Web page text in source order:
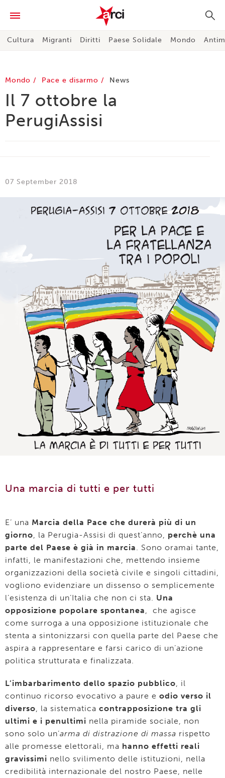
Cultura Migranti Diritti Paese Solidale Mondo
Mondo Pace e disarmo News
Il 7 ottobre la
PerugiAssisi
07 September 2018
Una marcia di tutti e per tutti
E’ una Marcia della Pace che durerà più di un
giorno , la Perugia-Assisi di quest’anno, perchè una
parte del Paese è già in marcia
. Sono oramai tante,
infatti, le manifestazioni che, mettendo insieme
organizzazioni della società civile e singoli cittadini,
vogliono evidenziare un dissenso o semplicemente
l’esistenza di un’Italia che non ci sta. Una
opposizione popolare spontanea
, che agisce
come surroga a una opposizione istituzionale che
stenta a sintonizzarsi con quella parte del Paese che
aspira a rappresentare e farsi carico di un’azione
politica strutturata e finalizzata.
L’imbarbarimento dello spazio pubblico , il
continuo ricorso evocativo a paure e odio verso il
diverso , la sistematica contrapposizione tra gli
ultimi e i penultimi nella piramide sociale, non
sono solo un’arma di distrazione di massa rispetto
alle promesse elettorali, ma hanno effetti reali
gravissimi nello svilimento delle istituzioni, nella
credibilità internazionale del nostro Paese, nelle